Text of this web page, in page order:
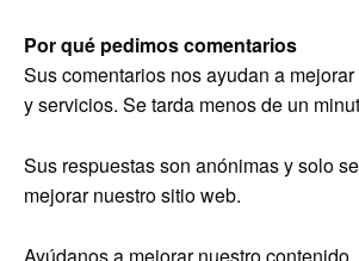
Por qué pedimos comentarios
Sus comentarios nos ayudan a
y servicios. Se tarda menos de un
Sus respuestas son anónimas y solo
mejorar nuestro sitio web.